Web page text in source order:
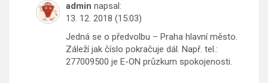
admin napsal:
13. 12. 2018 (15:03)
Jedná se o předvolbu – Praha hlavní město.
Záleží jak číslo pokračuje dál. Např. tel.:
277009500 je E-ON průzkum spokojenosti.